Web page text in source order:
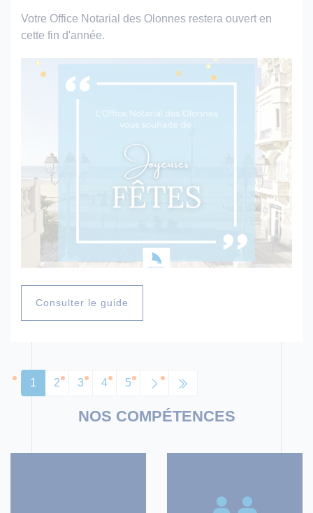
Votre Office Notarial des Olonnes restera ouvert en
cette fin d'année.
Consulter le guide
1 2 3 4 5